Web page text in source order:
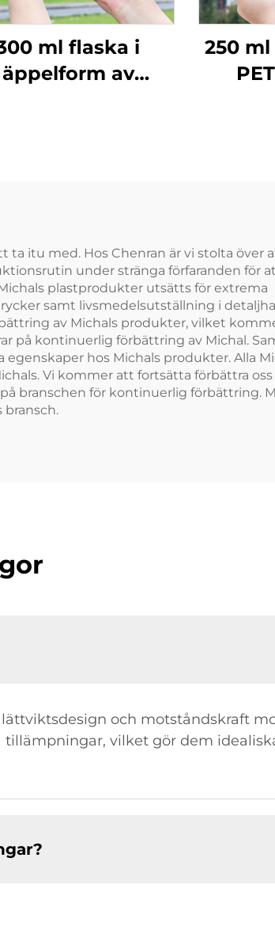
ml flaska i
äppelform av
250
itu med. Hos Chenran är vi stolta över
under stränga förfaranden för
plastprodukter utsätts för extrema
samt livsmedelsutställning i
av Michals produkter, vilket
på kontinuerlig förbättring av Michal.
hos Michals produkter. Alla
Vi kommer att fortsätta förbättra
branschen för kontinuerlig förbättring.
och motståndskraft
tillämpningar, vilket gör dem